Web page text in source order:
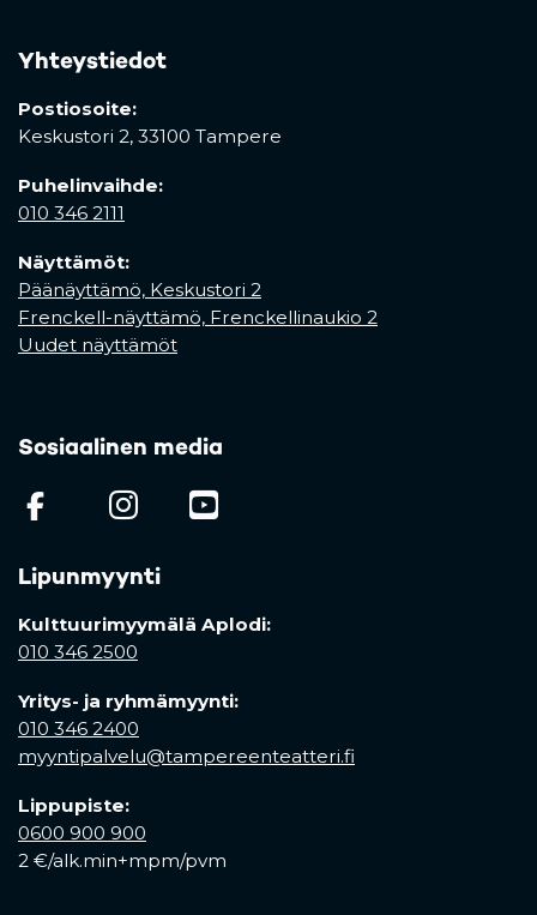
Yhteystiedot
Postiosoite:
Keskustori 2, 33100 Tampere
Puhelinvaihde:
010 346 2111
Näyttämöt:
Päänäyttämö, Keskustori 2
Frenckell-näyttämö, Frenckellinaukio 2
Uudet näyttämöt
Sosiaalinen media
(opens in a new tab)
(opens in a new tab)
Lipunmyynti
Kulttuurimyymälä Aplodi:
010 346 2500
Yritys- ja ryhmämyynti:
010 346 2400
myyntipalvelu@tampereenteatteri.fi
Lippupiste:
0600 900 900
2 €/alk.min+mpm/pvm